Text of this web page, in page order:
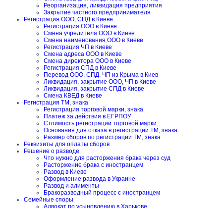
Реорганизация, ликвидация предприятия
Закрытие частного предпринимателя
Регистрация ООО, СПД в Киеве
Регистрация ООО в Киеве
Смена учредителя ООО в Киеве
Смена наименования ООО в Киеве
Регистрация ЧП в Киеве
Смена адреса ООО в Киеве
Смена директора ООО в Киеве
Регистрация СПД в Киеве
Перевод ООО, СПД, ЧП из Крыма в Киев
Ликвидация, закрытие ООО, ЧП в Киеве
Ликвидация, закрытие СПД в Киеве
Смена КВЕД в Киеве
Регистрация ТМ, знака
Регистрация торговой марки, знака
Платеж за действия в ЕГРПОУ
Стоимость регистрации торговой марки
Основания для отказа в регистрации ТМ, знака
Размер сборов по регистрации ТМ, знака
Реквизиты для оплаты сборов
Решение о разводе
Что нужно для расторжения брака через суд
Расторжение брака с иностранцем
Развод в Киеве
Оформление развода в Украине
Развод и алименты
Бракоразводный процесс с иностранцем
Семейные споры
Адвокат по усыновлению в Харькове